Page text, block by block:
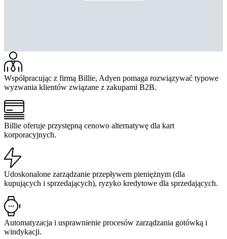
Współpracując z firmą Billie, Adyen pomaga rozwiązywać typowe
wyzwania klientów związane z zakupami B2B.
Billie oferuje przystępną cenowo alternatywę dla kart
korporacyjnych.
Udoskonalone zarządzanie przepływem pieniężnym (dla
kupujących i sprzedających), ryzyko kredytowe dla sprzedających.
Automatyzacja i usprawnienie procesów zarządzania gotówką i
windykacji.